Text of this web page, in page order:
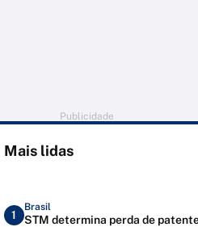
Publicidade
Mais lidas
1
Brasil
STM determina perda de